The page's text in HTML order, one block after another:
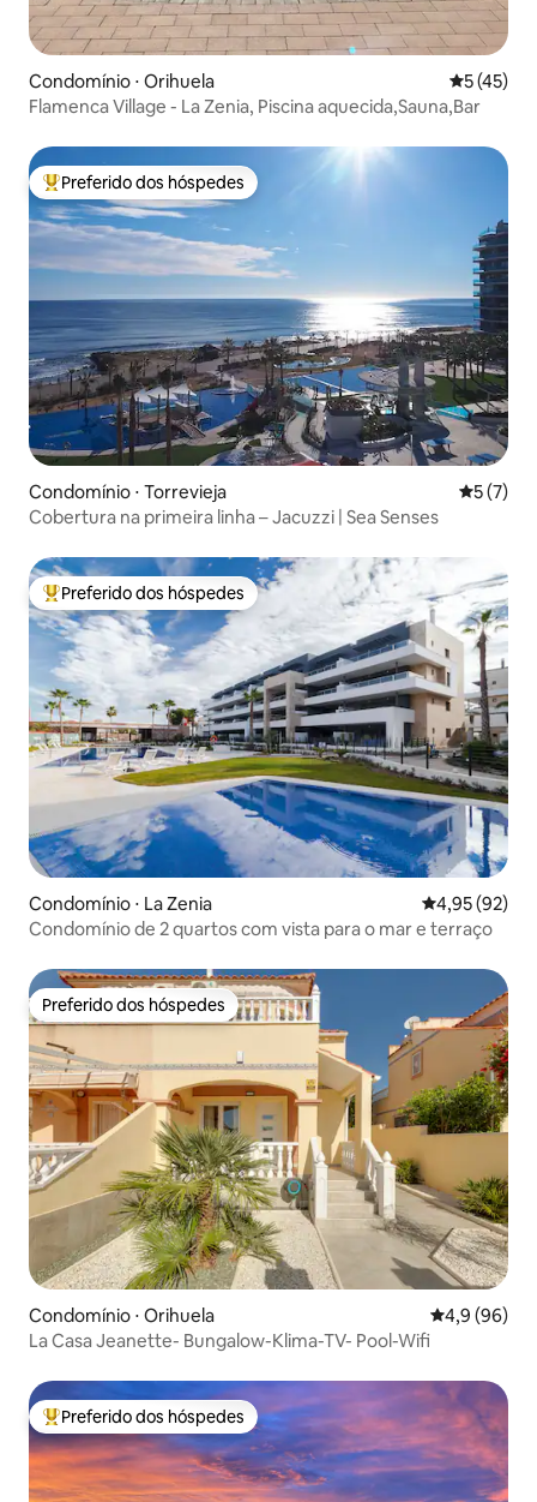
Condomínio ⋅ Orihuela 5 de uma
5 (45)
Flamenca Village - La Zenia, Piscina aquecida,Sauna,Bar
Entre os melhores preferidos dos hóspedes
Preferido dos hóspedes
Condomínio ⋅ Torrevieja 5 de
5 (7)
Cobertura na primeira linha – Jacuzzi | Sea Senses
Entre os melhores preferidos dos hóspedes
Preferido dos hóspedes
Condomínio ⋅ La Zenia 4,95 de uma
4,95 (92)
Condomínio de 2 quartos com vista para o mar e terraço
Preferido dos hóspedes
Preferido dos hóspedes
Condomínio ⋅ Orihuela 4,9 de uma
4,9 (96)
La Casa Jeanette- Bungalow-Klima-TV- Pool-Wifi
Entre os melhores preferidos dos hóspedes
Preferido dos hóspedes